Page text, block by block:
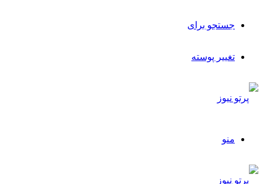
جستجو برای
تغییر پوسته
منو